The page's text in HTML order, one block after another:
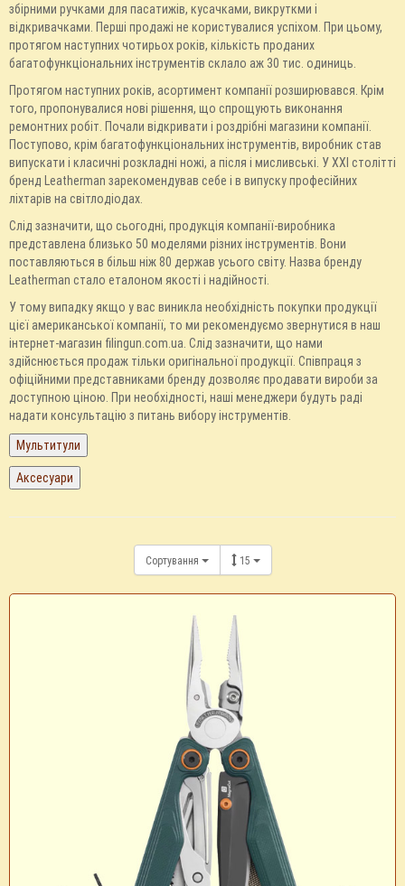
збірними ручками для пасатижів, кусачками, викруткми і
відкривачками. Перші продажі не користувалися успіхом. При цьому,
протягом наступних чотирьох років, кількість проданих
багатофункціональних інструментів склало аж 30 тис. одиниць.
Протягом наступних років, асортимент компанії розширювався. Крім
того, пропонувалися нові рішення, що спрощують виконання
ремонтних робіт. Почали відкривати і роздрібні магазини компанії.
Поступово, крім багатофункціональних інструментів, виробник став
випускати і класичні розкладні ножі, а після і мисливські. У XXI столітті
бренд Leatherman зарекомендував себе і в випуску професійних
ліхтарів на світлодіодах.
Слід зазначити, що сьогодні, продукція компанії-виробника
представлена ​​близько 50 моделями різних інструментів. Вони
поставляються в більш ніж 80 держав усього світу. Назва бренду
Leatherman стало еталоном якості і надійності.
У тому випадку якщо у вас виникла необхідність покупки продукції
цієї американської компанії, то ми рекомендуємо звернутися в наш
інтернет-магазин filingun.com.ua. Слід зазначити, що нами
здійснюється продаж тільки оригінальної продукції. Співпраця з
офіційними представниками бренду дозволяє продавати вироби за
доступною ціною. При необхідності, наші менеджери будуть раді
надати консультацію з питань вибору інструментів.
Сортування 15